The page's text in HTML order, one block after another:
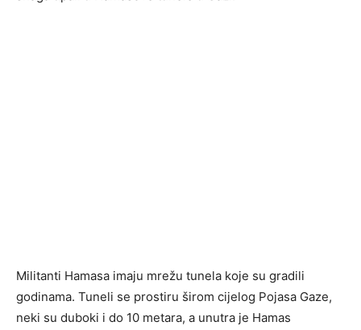
Militanti Hamasa imaju mrežu tunela koje su gradili
godinama. Tuneli se prostiru širom cijelog Pojasa Gaze,
neki su duboki i do 10 metara, a unutra je Hamas